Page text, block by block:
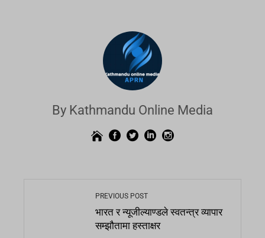
By Kathmandu Online Media
PREVIOUS POST
भारत र न्यूजील्याण्डले स्वतन्त्र व्यापार
सम्झौतामा हस्ताक्षर